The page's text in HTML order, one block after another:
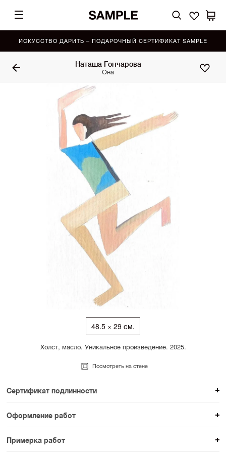
ИСКУССТВО ДАРИТЬ – ПОДАРОЧНЫЙ СЕРТИФИКАТ SAMPLE
Наташа Гончарова
Она
48.5 × 29 см.
Холст, масло. Уникальное произведение. 2025.
Посмотреть на стене
Сертификат подлинности
К каждому авторскому произведению мы
прикладываем сертификат подлинности. Для товаров
раздела SAMPLE СЕРИЯ сертификаты не
Оформление работ
При покупке произведения вы можете выбрать и
оплатить вариант оформления. На сайте доступен
Примерка работ